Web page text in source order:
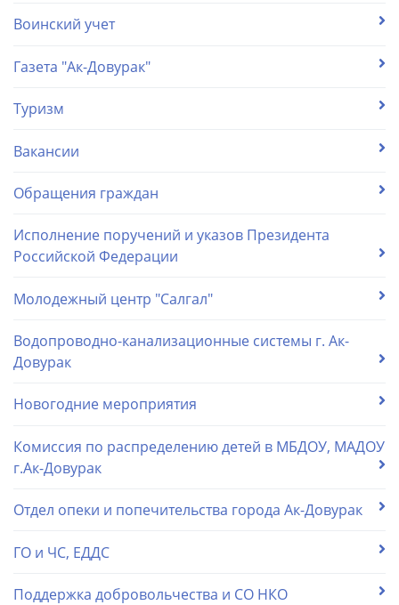
Воинский учет
Газета "Ак-Довурак"
Туризм
Вакансии
Обращения граждан
Исполнение поручений и указов Президента
Российской Федерации
Молодежный центр "Салгал"
Водопроводно-канализационные системы г. Ак-
Довурак
Новогодние мероприятия
Комиссия по распределению детей в МБДОУ, МАДОУ
г.Ак-Довурак
Отдел опеки и попечительства города Ак-Довурак
ГО и ЧС, ЕДДС
Поддержка добровольчества и СО НКО